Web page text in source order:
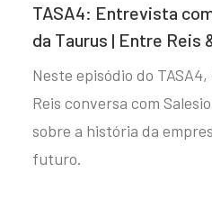
TASA4: Entrevista
da Taurus | Entre Reis
Neste episódio do
Reis conversa com
sobre a história da
futuro.